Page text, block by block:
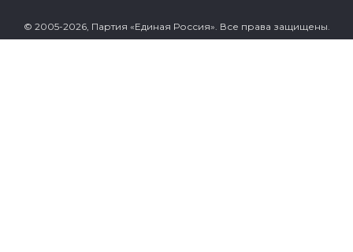
© 2005-2026, Партия «Единая Россия». Все права защищены.